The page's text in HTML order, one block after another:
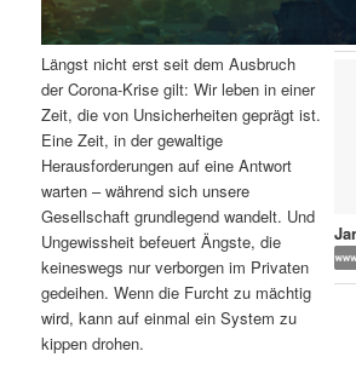
I
n
h
a
l
t
s
e
n
I
n
h
a
l
Längst nicht erst seit dem Ausbruch
der Corona-Krise gilt: Wir leben in einer
Zeit, die von Unsicherheiten geprägt ist.
Eine Zeit, in der gewaltige
Herausforderungen auf eine Antwort
warten – während sich unsere
Gesellschaft grundlegend wandelt. Und
Ungewissheit befeuert Ängste, die
keineswegs nur verborgen im Privaten
gedeihen. Wenn die Furcht zu mächtig
wird, kann auf einmal ein System zu
kippen drohen.